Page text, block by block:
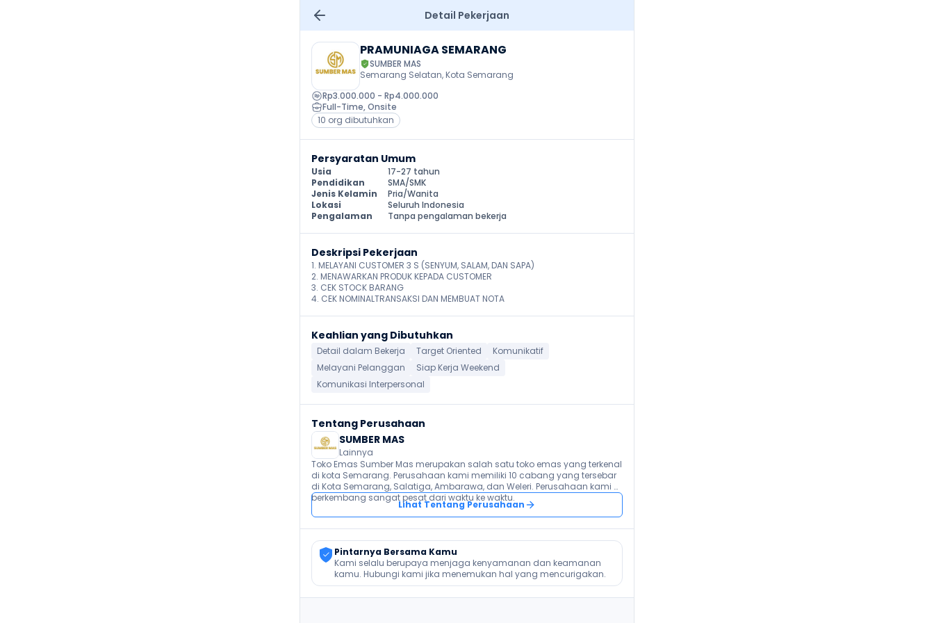
Detail Pekerjaan
PRAMUNIAGA SEMARANG
SUMBER MAS
Semarang Selatan, Kota Semarang
Rp3.000.000 - Rp4.000.000
Full-Time, Onsite
10 org dibutuhkan
Persyaratan Umum
Usia
17-27 tahun
Pendidikan
SMA/SMK
Jenis Kelamin
Pria/Wanita
Lokasi
Seluruh Indonesia
Pengalaman
Tanpa pengalaman bekerja
Deskripsi Pekerjaan
1. MELAYANI CUSTOMER 3 S (SENYUM, SALAM, DAN SAPA)
2. MENAWARKAN PRODUK KEPADA CUSTOMER
3. CEK STOCK BARANG
4. CEK NOMINALTRANSAKSI DAN MEMBUAT NOTA
Keahlian yang Dibutuhkan
Detail dalam Bekerja Target Oriented
Komunikatif
Melayani Pelanggan
Siap Kerja Weekend
Komunikasi Interpersonal
Tentang Perusahaan
SUMBER MAS
Lainnya
Toko Emas Sumber Mas merupakan salah satu toko emas yang terkenal
di kota Semarang. Perusahaan kami memiliki 10 cabang yang tersebar
di Kota Semarang, Salatiga, Ambarawa, dan Weleri. Perusahaan kami
Lihat Tentang Perusahaan
Pintarnya Bersama Kamu
Kami selalu berupaya menjaga kenyamanan dan keamanan
kamu. Hubungi kami jika menemukan hal yang mencurigakan.